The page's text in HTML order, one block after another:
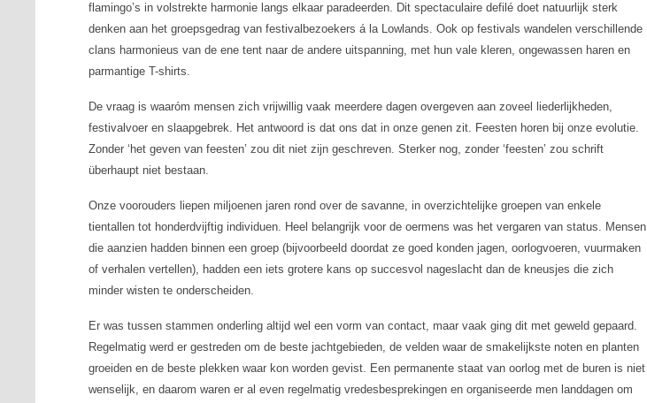
flamingo’s in volstrekte harmonie langs elkaar paradeerden. Dit spectaculaire defilé doet natuurlijk sterk
denken aan het groepsgedrag van festivalbezoekers á la Lowlands. Ook op festivals wandelen verschillende
clans harmonieus van de ene tent naar de andere uitspanning, met hun vale kleren, ongewassen haren en
parmantige T-shirts.
De vraag is waaróm mensen zich vrijwillig vaak meerdere dagen overgeven aan zoveel liederlijkheden,
festivalvoer en slaapgebrek. Het antwoord is dat ons dat in onze genen zit. Feesten horen bij onze evolutie.
Zonder ‘het geven van feesten’ zou dit niet zijn geschreven. Sterker nog, zonder ‘feesten’ zou schrift
überhaupt niet bestaan.
Onze voorouders liepen miljoenen jaren rond over de savanne, in overzichtelijke groepen van enkele
tientallen tot honderdvijftig individuen. Heel belangrijk voor de oermens was het vergaren van status. Mensen
die aanzien hadden binnen een groep (bijvoorbeeld doordat ze goed konden jagen, oorlogvoeren, vuurmaken
of verhalen vertellen), hadden een iets grotere kans op succesvol nageslacht dan de kneusjes die zich
minder wisten te onderscheiden.
Er was tussen stammen onderling altijd wel een vorm van contact, maar vaak ging dit met geweld gepaard.
Regelmatig werd er gestreden om de beste jachtgebieden, de velden waar de smakelijkste noten en planten
groeiden en de beste plekken waar kon worden gevist. Een permanente staat van oorlog met de buren is niet
wenselijk, en daarom waren er al even regelmatig vredesbesprekingen en organiseerde men landdagen om